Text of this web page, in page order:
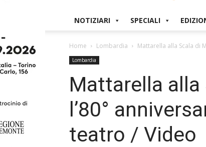
NOTIZIARI SPECIALI
Home Lombardia Mattarella alla Scala di
Lombardia
Mattarella alla
l’80°
teatro / Video